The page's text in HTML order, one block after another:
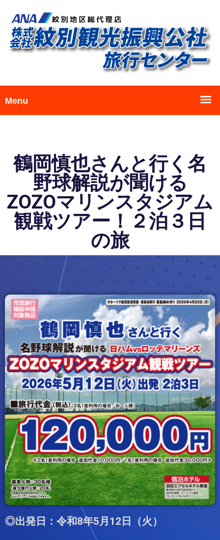
鶴岡慎也さんと行く名
野球解説が聞ける
ZOZOマリンスタジアム
観戦ツアー！２泊３日
の旅
◎出発日：令和8年5月12日（火）